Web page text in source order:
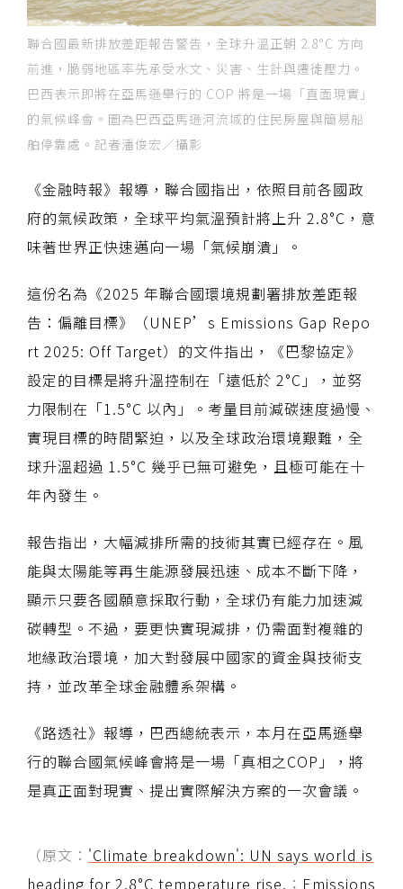
聯合國最新排放差距報告警告，全球升溫正朝 2.8°C 方向
前進，脆弱地區率先承受水文、災害、生計與遷徙壓力。
巴西表示即將在亞馬遜舉行的 COP 將是一場「直面現實」
的氣候峰會。圖為巴西亞馬遜河流域的住民房屋與簡易船
舶停靠處。記者潘俊宏／攝影
《金融時報》報導，聯合國指出，依照目前各國政
府的氣候政策，全球平均氣溫預計將上升 2.8°C，意
味著世界正快速邁向一場「氣候崩潰」。
這份名為《2025 年聯合國環境規劃署排放差距報
告：偏離目標》（UNEP’s Emissions Gap Repo
rt 2025: Off Target）的文件指出，《巴黎協定》
設定的目標是將升溫控制在「遠低於 2°C」，並努
力限制在「1.5°C 以內」。考量目前減碳速度過慢、
實現目標的時間緊迫，以及全球政治環境艱難，全
球升溫超過 1.5°C 幾乎已無可避免，且極可能在十
年內發生。
報告指出，大幅減排所需的技術其實已經存在。風
能與太陽能等再生能源發展迅速、成本不斷下降，
顯示只要各國願意採取行動，全球仍有能力加速減
碳轉型。不過，要更快實現減排，仍需面對複雜的
地緣政治環境，加大對發展中國家的資金與技術支
持，並改革全球金融體系架構。
《路透社》報導，巴西總統表示，本月在亞馬遜舉
行的聯合國氣候峰會將是一場「真相之COP」，將
是真正面對現實、提出實際解決方案的一次會議。
（原文： 'Climate breakdown': UN says world is
heading for 2.8°C temperature rise. ； Emissions